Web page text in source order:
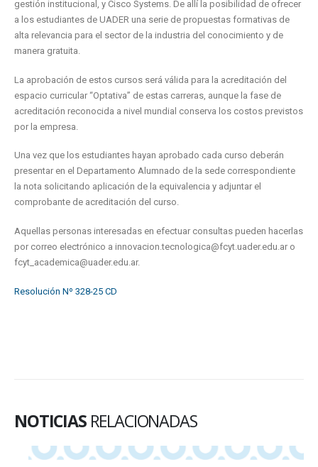
gestión institucional, y Cisco Systems. De allí la posibilidad de ofrecer
a los estudiantes de UADER una serie de propuestas formativas de
alta relevancia para el sector de la industria del conocimiento y de
manera gratuita.
La aprobación de estos cursos será válida para la acreditación del
espacio curricular “Optativa” de estas carreras, aunque la fase de
acreditación reconocida a nivel mundial conserva los costos previstos
por la empresa.
Una vez que los estudiantes hayan aprobado cada curso deberán
presentar en el Departamento Alumnado de la sede correspondiente
la nota solicitando aplicación de la equivalencia y adjuntar el
comprobante de acreditación del curso.
Aquellas personas interesadas en efectuar consultas pueden hacerlas
por correo electrónico a innovacion.tecnologica@fcyt.uader.edu.ar o
fcyt_academica@uader.edu.ar.
Resolución Nº 328-25 CD
NOTICIAS RELACIONADAS